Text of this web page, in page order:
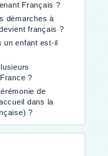
Français ?
démarches à
français ?
un enfant est-il
?
de
dans la
?